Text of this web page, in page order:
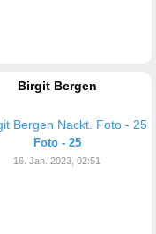
Birgit Bergen
Foto - 25
16. Jan. 2023, 02:51